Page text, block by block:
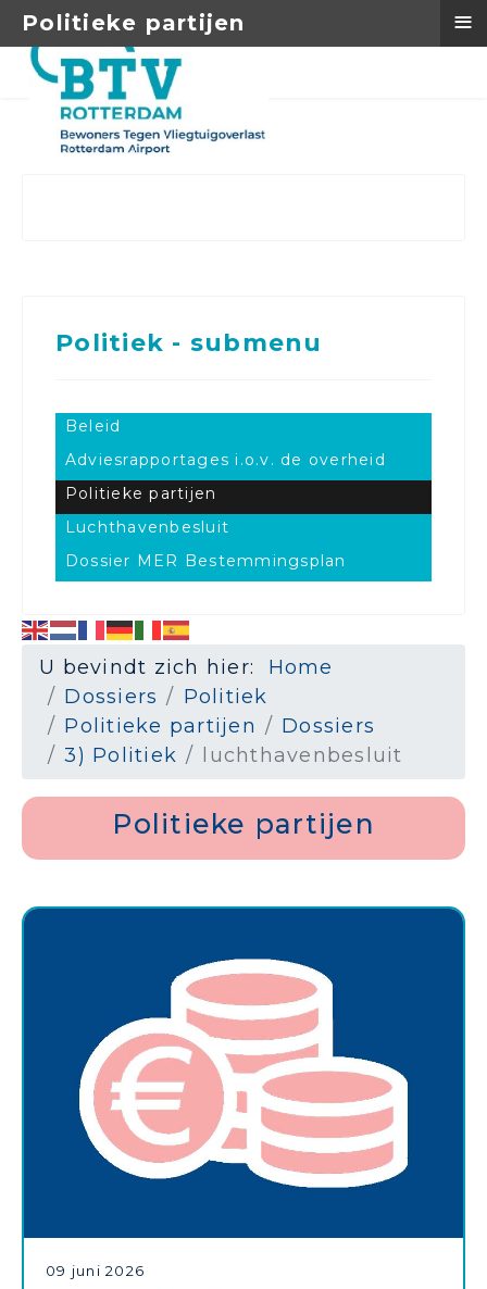
Politiek - submenu
Beleid
Adviesrapportages i.o.v. de overheid
Politieke partijen
Luchthavenbesluit
Dossier MER Bestemmingsplan
U bevindt zich hier: Home
Dossiers
Politiek
Politieke partijen
Dossiers
3) Politiek
luchthavenbesluit
Politieke partijen
09 juni 2026
Politieke partijen ≡